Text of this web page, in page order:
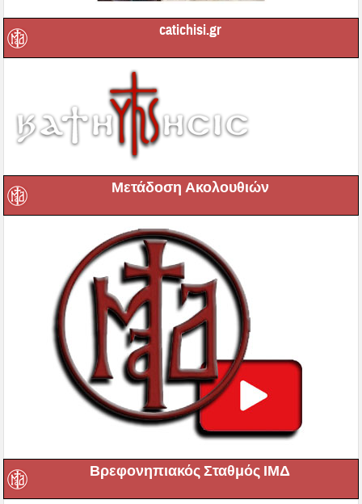
catichisi.gr
Μετάδοση Ακολουθιών
Βρεφονηπιακός Σταθμός ΙΜΔ